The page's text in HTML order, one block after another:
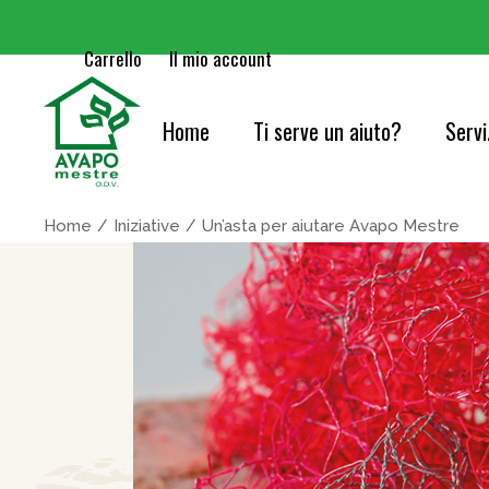
Carrello Il mio account
Home Ti serve un aiuto?
Home Iniziative Un’asta per aiutare Avapo Mestre